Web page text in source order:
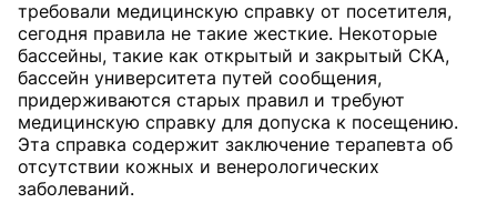
требовали медицинскую справку от посетителя,
сегодня правила не такие жесткие. Некоторые
бассейны, такие как открытый и закрытый СКА,
бассейн университета путей сообщения,
придерживаются старых правил и требуют
медицинскую справку для допуска к посещению.
Эта справка содержит заключение терапевта об
отсутствии кожных и венерологических
заболеваний.